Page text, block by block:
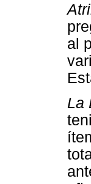
al
La